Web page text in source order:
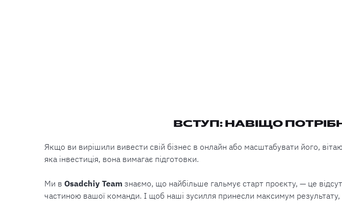
ВСТУП: НАВІЩО
Якщо ви вирішили вивести свій бізнес в онлайн або масштабувати його,
яка інвестиція, вона вимагає підготовки.
Ми в Osadchiy Team знаємо, що найбільше гальмує старт проєкту, — це
частиною вашої команди. І щоб наші зусилля принесли максимум